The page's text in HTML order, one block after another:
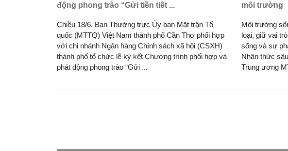
động phong trào “Gửi tiền tiết ...
Chiều 18/6, Ban Thường trực Ủy ban Mặt trận Tổ
quốc (MTTQ) Việt Nam thành phố Cần Thơ phối hợp
với chi nhánh Ngân hàng Chính sách xã hội (CSXH)
thành phố tổ chức lễ ký kết Chương trình phối hợp và
phát động phong trào “Gửi ...
môi trường
Môi trường
loại, giữ vai
sống và sự
Nhân thức
Trung ương